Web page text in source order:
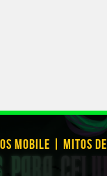
MOBILE | MITOS